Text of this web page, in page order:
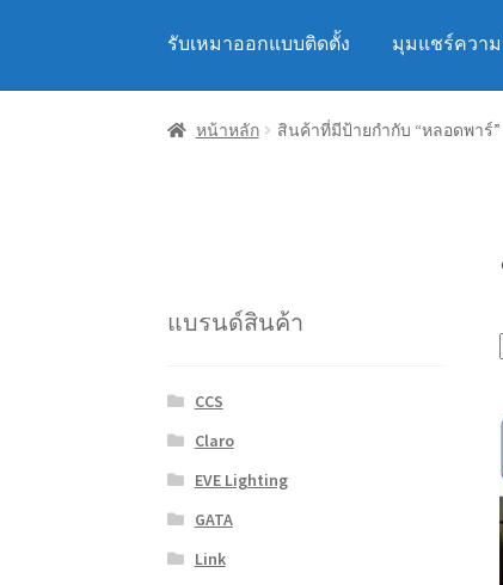
รับเหมาออกแบบติดตั้ง มุมแชร์ควา
หน้าหลัก สินค้าที่มีป้ายกำกับ “หลอดพาร์”
แบรนด์สินค้า
CCS
Claro
EVE Lighting
GATA
Link